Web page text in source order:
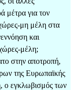
μέτρα για τον
μη μέλη στα
και
μέλη;
στην αποτροπή,
της Ευρωπαϊκής
ο εγκλωβισμός των